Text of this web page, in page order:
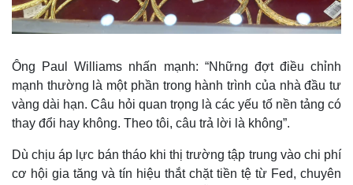
Ông Paul Williams nhấn mạnh: “Những đợt điều chỉnh
mạnh thường là một phần trong hành trình của nhà đầu tư
vàng dài hạn. Câu hỏi quan trọng là các yếu tố nền tảng có
thay đổi hay không. Theo tôi, câu trả lời là không”.
Dù chịu áp lực bán tháo khi thị trường tập trung vào chi phí
cơ hội gia tăng và tín hiệu thắt chặt tiền tệ từ Fed, chuyên